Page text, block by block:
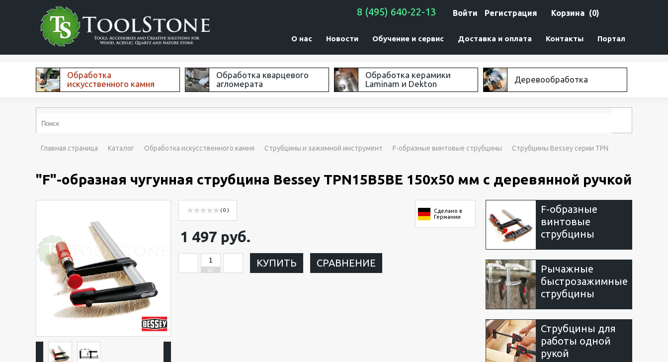
Войти Регистрация Корзина (0)
8 (495) 640-22-13
Портал
Контакты
Доставка и оплата
Обучение и сервис
Новости
О нас
Обработка
искусственного камня
Обработка кварцевого
агломерата
Обработка керамики
Laminam и Dekton
Деревообработка
Главная страница Каталог Обработка искусственного камня Струбцины и зажимной инструмент F-образные винтовые струбцины Струбцины Bessey серии TPN
"F"-образная чугунная струбцина Bessey TPN15B5BE 150х50 мм с деревянной ручкой
( 0 )
1 497 руб.
ШТ
КУПИТЬ СРАВНЕНИЕ
Сделано в
Германии
F-образные
винтовые
струбцины
Рычажные
быстрозажимные
струбцины
Струбцины для
работы одной
рукой